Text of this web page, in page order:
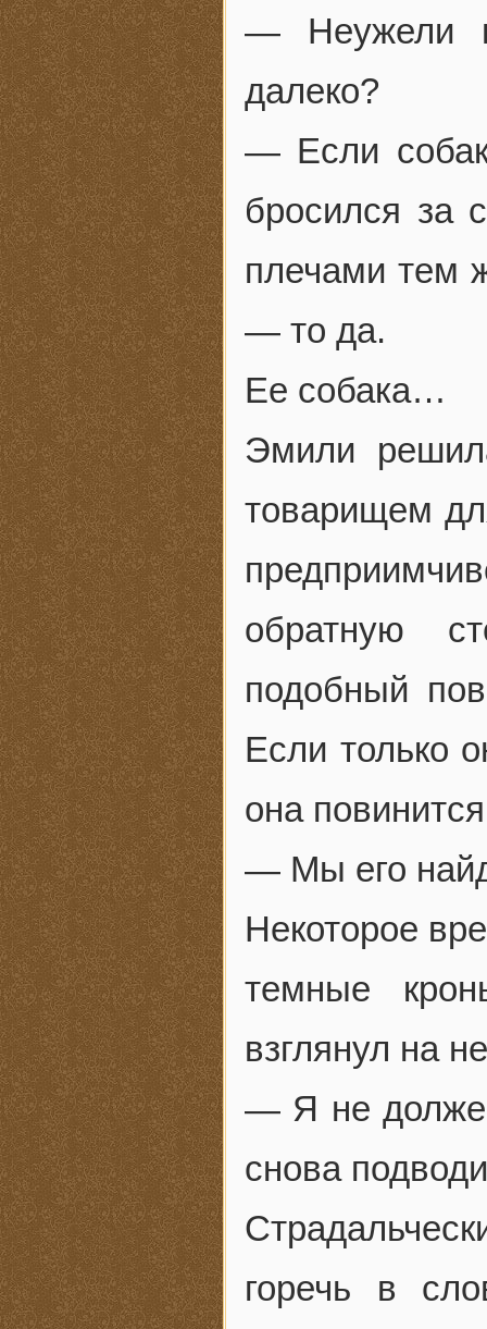
— Неужели
далеко?
— Если
бросился за
плечами тем
— то да.
Ее собака…
Эмили
товарищем
обратную
подобный
Если только
она
— Мы его
Некоторое
темные
взглянул на
— Я не
снова
горечь в